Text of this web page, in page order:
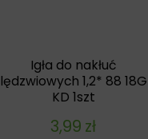
Igła do nakłuć
lędzwiowych 1,2* 88 18G
KD 1szt
3,99 zł